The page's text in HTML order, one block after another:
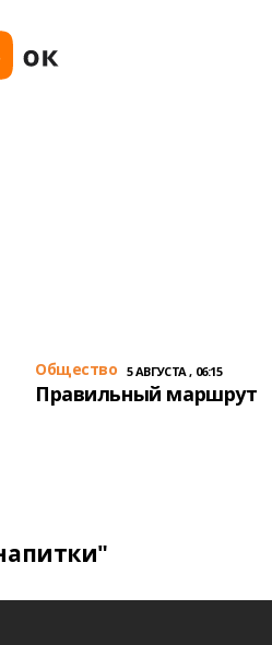
Общество 5 АВГУСТА , 06:15
Правильный маршрут